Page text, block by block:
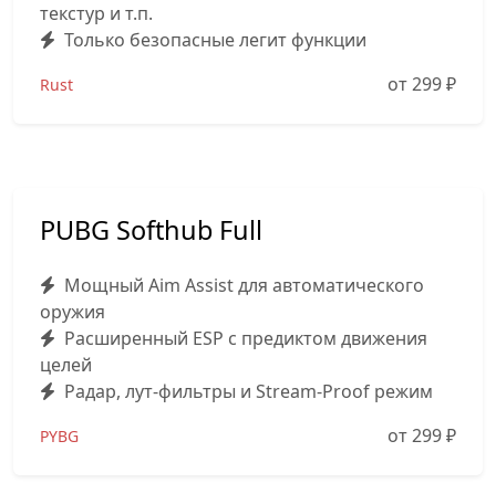
текстур и т.п.
Только безопасные легит функции
Rust от 299₽
PUBG Softhub Full
Мощный Aim Assist для автоматического
оружия
Расширенный ESP с предиктом движения
целей
Радар, лут-фильтры и Stream-Proof режим
PYBG от 299₽